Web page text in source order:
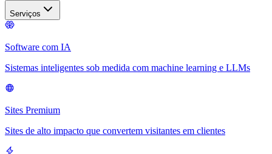
Serviços
Software com IA
Sistemas inteligentes sob medida com machine learning e LLMs
Sites Premium
Sites de alto impacto que convertem visitantes em clientes